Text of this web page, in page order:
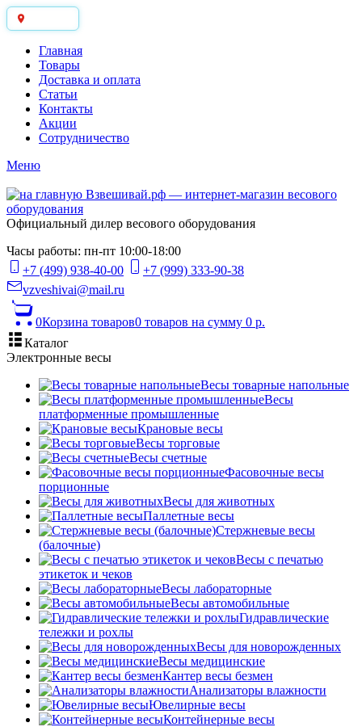
Главная
Товары
Доставка и оплата
Статьи
Контакты
Акции
Сотрудничество
Меню
Официальный дилер весового оборудования
Часы работы: пн-пт 10:00-18:00
+7 (499) 938-40-00
+7 (999) 333-90-38
vzveshivai@mail.ru
0Корзина товаров0 товаров на сумму 0 р.
Каталог
Электронные весы
Весы товарные напольные
Весы
платформенные промышленные
Крановые весы
Весы торговые
Весы счетные
Фасовочные весы
порционные
Весы для животных
Паллетные весы
Стержневые весы
(балочные)
Весы c печатью
этикеток и чеков
Весы лабораторные
Весы автомобильные
Гидравлические
тележки и рохлы
Весы для новорожденных
Весы медицинские
Кантер весы безмен
Анализаторы влажности
Ювелирные весы
Контейнерные весы